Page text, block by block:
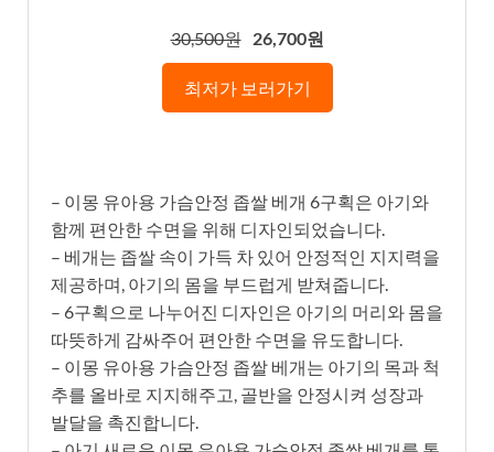
30,500원 26,700원
최저가 보러가기
– 이몽 유아용 가슴안정 좁쌀 베개 6구획은 아기와
함께 편안한 수면을 위해 디자인되었습니다.
– 베개는 좁쌀 속이 가득 차 있어 안정적인 지지력을
제공하며, 아기의 몸을 부드럽게 받쳐줍니다.
– 6구획으로 나누어진 디자인은 아기의 머리와 몸을
따뜻하게 감싸주어 편안한 수면을 유도합니다.
– 이몽 유아용 가슴안정 좁쌀 베개는 아기의 목과 척
추를 올바로 지지해주고, 골반을 안정시켜 성장과
발달을 촉진합니다.